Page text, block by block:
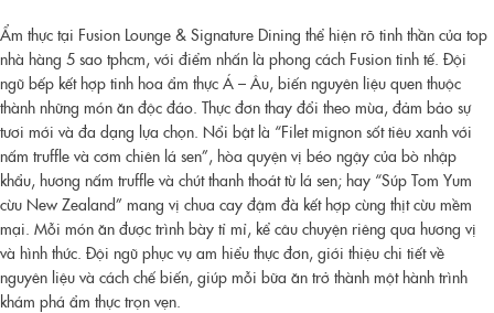
Ẩm thực tại Fusion Lounge & Signature Dining thể hiện rõ tinh thần của top
nhà hàng 5 sao tphcm, với điểm nhấn là phong cách Fusion tinh tế. Đội
ngũ bếp kết hợp tinh hoa ẩm thực Á – Âu, biến nguyên liệu quen thuộc
thành những món ăn độc đáo. Thực đơn thay đổi theo mùa, đảm bảo sự
tươi mới và đa dạng lựa chọn. Nổi bật là “Filet mignon sốt tiêu xanh với
nấm truffle và cơm chiên lá sen”, hòa quyện vị béo ngậy của bò nhập
khẩu, hương nấm truffle và chút thanh thoát từ lá sen; hay “Súp Tom Yum
cừu New Zealand” mang vị chua cay đậm đà kết hợp cùng thịt cừu mềm
mại. Mỗi món ăn được trình bày tỉ mỉ, kể câu chuyện riêng qua hương vị
và hình thức. Đội ngũ phục vụ am hiểu thực đơn, giới thiệu chi tiết về
nguyên liệu và cách chế biến, giúp mỗi bữa ăn trở thành một hành trình
khám phá ẩm thực trọn vẹn.